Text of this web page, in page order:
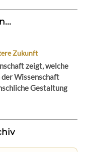
Zukunft
zeigt, welche
Wissenschaft
Gestaltung